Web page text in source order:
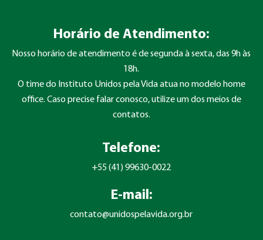
Horário de Atendimento:
Nosso horário de atendimento é de segunda à sexta, das 9h às
18h.
O time do Instituto Unidos pela Vida atua no modelo home
office. Caso precise falar conosco, utilize um dos meios de
contatos.
Telefone:
+55 (41) 99630-0022
E-mail:
contato@unidospelavida.org.br